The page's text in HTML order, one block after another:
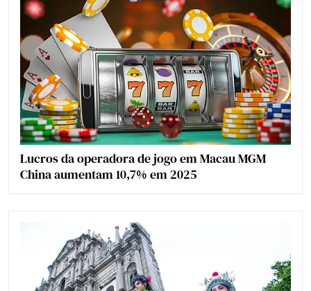
Lucros da operadora de jogo em Macau MGM
China aumentam 10,7% em 2025